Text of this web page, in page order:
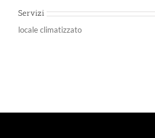
Servizi
locale climatizzato